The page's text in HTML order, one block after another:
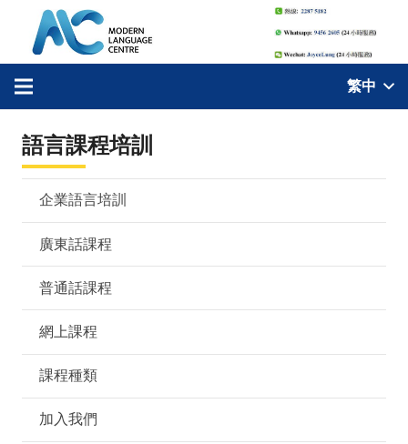
繁中
語言課程培訓
企業語言培訓
廣東話課程
普通話課程
網上課程
課程種類
加入我們